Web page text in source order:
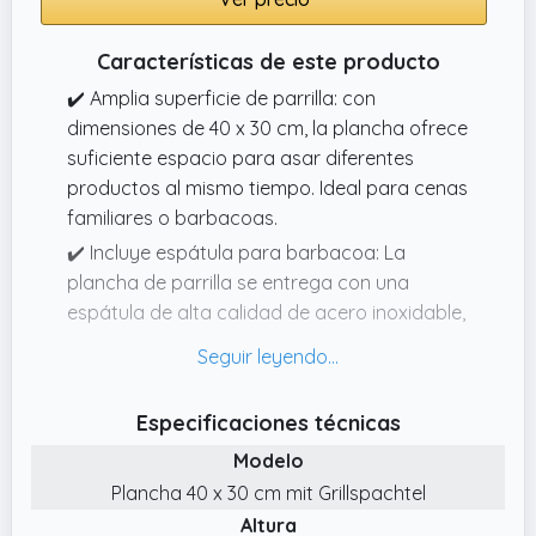
reuniones con amigos o celebraciones. Los
bordes ligeramente elevados ayudan a
conservar los jugos de los alimentos,
logrando un sabor más intenso y evitando
derrames que puedan ensuciar la barbacoa.
Características de este producto
✔️ Amplia superficie de parrilla: con
dimensiones de 40 x 30 cm, la plancha ofrece
suficiente espacio para asar diferentes
productos al mismo tiempo. Ideal para cenas
familiares o barbacoas.
✔️ Incluye espátula para barbacoa: La
plancha de parrilla se entrega con una
espátula de alta calidad de acero inoxidable,
limpiar fácilmente la plancha.
la robusta construcción de acero inoxidable,
la plancha garantiza una distribución
uniforme del calor en toda la superficie de la
parrilla para obtener resultados de cocción
Especificaciones técnicas
Modelo
Plancha 40 x 30 cm mit Grillspachtel
Altura